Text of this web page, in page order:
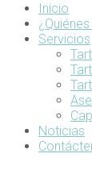
Inicio
Servicios
Noticias